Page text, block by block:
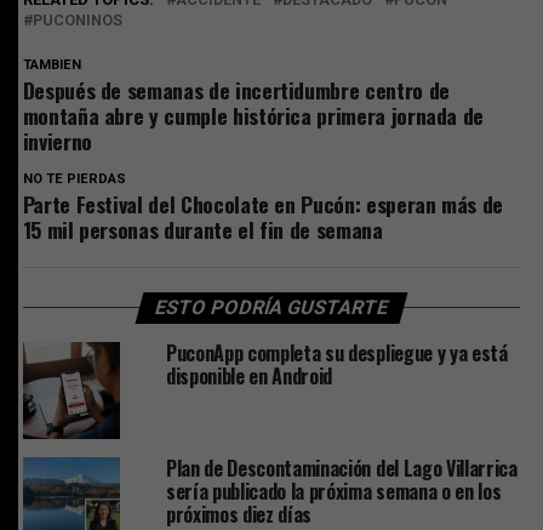
PUCONINOS
TAMBIEN
Después de semanas de incertidumbre centro de
montaña abre y cumple histórica primera jornada de
invierno
NO TE PIERDAS
Parte Festival del Chocolate en Pucón: esperan más de
15 mil personas durante el fin de semana
ESTO PODRÍA GUSTARTE
PuconApp completa su despliegue y ya está
disponible en Android
Plan de Descontaminación del Lago Villarrica
sería publicado la próxima semana o en los
próximos diez días